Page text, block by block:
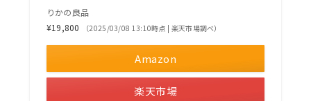
りかの良品
¥19,800
（2025/03/08 13:10時点 | 楽天市場調べ）
Amazon
楽天市場